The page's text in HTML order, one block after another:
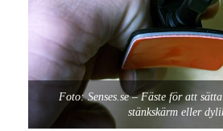
Foto: Senses.se – Fäste för att
stänkskärm eller